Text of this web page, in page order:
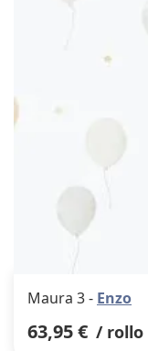
Maura 3 - Enzo
63,95 € / rollo